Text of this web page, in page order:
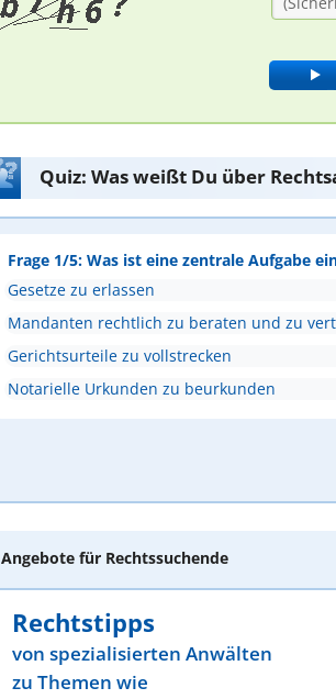
Quiz: Was weißt Du über
Frage 1/5: Was ist eine zentrale Aufgabe
Gesetze zu erlassen
Mandanten rechtlich zu beraten und zu
Gerichtsurteile zu vollstrecken
Notarielle Urkunden zu beurkunden
Angebote für Rechtssuchende
Rechtstipps
von spezialisierten Anwälten
zu Themen wie